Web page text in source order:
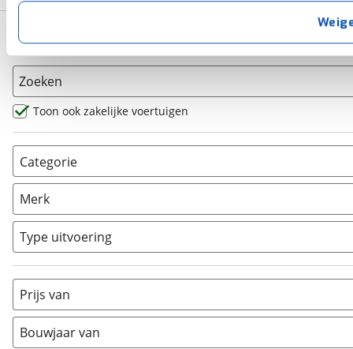
buiten onze website volgt – uiteraard op
privacyverklaring
. Als je weigert, plaatsen we alleen
kun je later altijd aanpassen via devoorkeurenpagina.
Basisgegevens
Zoeken
Toon ook zakelijke voertuigen
Categorie
AllRoad (0)
Chopper
Classic
Crosser (0)
Enduro
Minibike (0)
Motorscooter
Merk
Type uitvoering
Prijs van
Bouwjaar van